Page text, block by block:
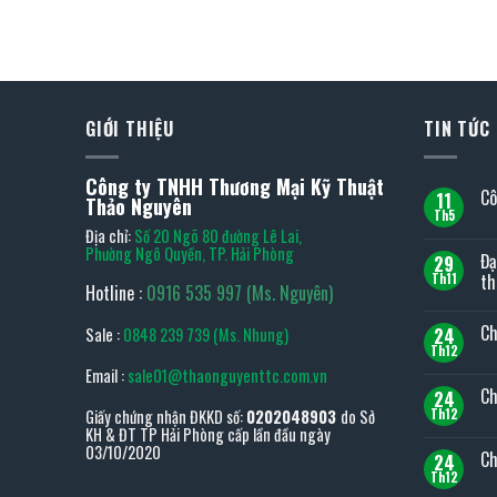
GIỚI THIỆU
Công ty TNHH Thương Mại Kỹ Thuật
Thảo Nguyên
Địa chỉ:Số 20 Ngõ 80 đường Lê Lai,
Phường Ngô Quyền, TP. Hải Phòng
Hotline : 0916 535 997 (Ms. Nguyên)
Sale :0848 239 739 (Ms. Nhung)
Email :sale01@thaonguyenttc.com.vn
Giấy chứng nhận ĐKKD số:0202048903 do Sở
KH & ĐT TP Hải Phòng cấp lần đầu ngày
03/10/2020
TIN TỨC
11
Th5
ở
29
Th11
lý
–
Top
24
Th12
bảo
mật
24
Th12
24
Th12